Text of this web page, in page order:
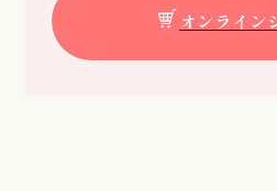
オンライン